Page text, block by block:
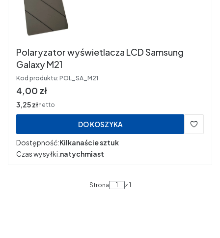
Polaryzator wyświetlacza LCD Samsung
Galaxy M21
Kod produktu: POL_SA_M21
Cena
4,00 zł
Cena
3,25 złnetto
DO KOSZYKA
Dostępność:Kilkanaście sztuk
Czas wysyłki:natychmiast
Strona z 1